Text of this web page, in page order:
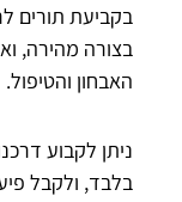
בקביעת תורים
בצורה מהירה,
האבחון והטיפול.
בלבד, ולקבל